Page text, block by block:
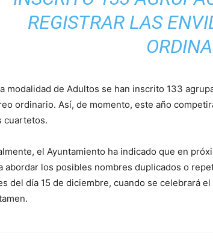
REGISTRAR LAS
modalidad de Adultos se han inscrito 133
ordinario. Así, de momento, este año
cuartetos.
el Ayuntamiento ha indicado que en
abordar los posibles nombres duplicados o
del día 15 de diciembre, cuando se celebrará